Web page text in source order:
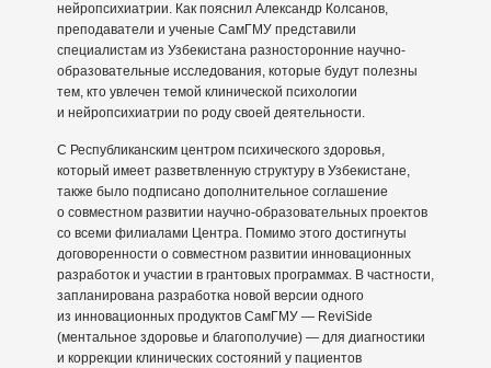
нейропсихиатрии. Как пояснил Александр Колсанов,
преподаватели и ученые СамГМУ представили
специалистам из Узбекистана разносторонние научно-
образовательные исследования, которые будут полезны
тем, кто увлечен темой клинической психологии
и нейропсихиатрии по роду своей деятельности.
С Республиканским центром психического здоровья,
который имеет разветвленную структуру в Узбекистане,
также было подписано дополнительное соглашение
о совместном развитии научно-образовательных проектов
со всеми филиалами Центра. Помимо этого достигнуты
договоренности о совместном развитии инновационных
разработок и участии в грантовых программах. В частности,
запланирована разработка новой версии одного
из инновационных продуктов СамГМУ — ReviSide
(ментальное здоровье и благополучие) — для диагностики
и коррекции клинических состояний у пациентов